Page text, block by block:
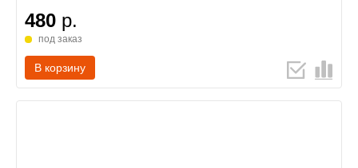
480 р.
под заказ
В корзину